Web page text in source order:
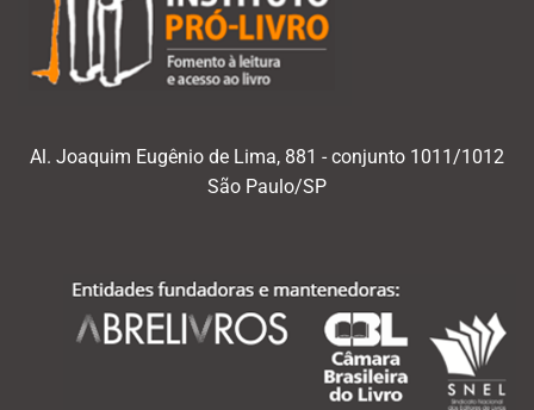
Al. Joaquim Eugênio de Lima, 881 - conjunto 1011/1012
São Paulo/SP